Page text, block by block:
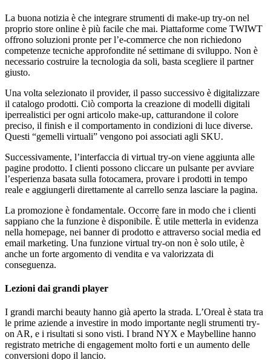
La buona notizia è che integrare strumenti di make-up try-on nel
proprio store online è più facile che mai. Piattaforme come TWIWT
offrono soluzioni pronte per l’e-commerce che non richiedono
competenze tecniche approfondite né settimane di sviluppo. Non è
necessario costruire la tecnologia da soli, basta scegliere il partner
giusto.
Una volta selezionato il provider, il passo successivo è digitalizzare
il catalogo prodotti. Ciò comporta la creazione di modelli digitali
iperrealistici per ogni articolo make-up, catturandone il colore
preciso, il finish e il comportamento in condizioni di luce diverse.
Questi “gemelli virtuali” vengono poi associati agli SKU.
Successivamente, l’interfaccia di virtual try-on viene aggiunta alle
pagine prodotto. I clienti possono cliccare un pulsante per avviare
l’esperienza basata sulla fotocamera, provare i prodotti in tempo
reale e aggiungerli direttamente al carrello senza lasciare la pagina.
La promozione è fondamentale. Occorre fare in modo che i clienti
sappiano che la funzione è disponibile. È utile metterla in evidenza
nella homepage, nei banner di prodotto e attraverso social media ed
email marketing. Una funzione virtual try-on non è solo utile, è
anche un forte argomento di vendita e va valorizzata di
conseguenza.
Lezioni dai grandi player
I grandi marchi beauty hanno già aperto la strada. L’Oreal è stata tra
le prime aziende a investire in modo importante negli strumenti try-
on AR, e i risultati si sono visti. I brand NYX e Maybelline hanno
registrato metriche di engagement molto forti e un aumento delle
conversioni dopo il lancio.